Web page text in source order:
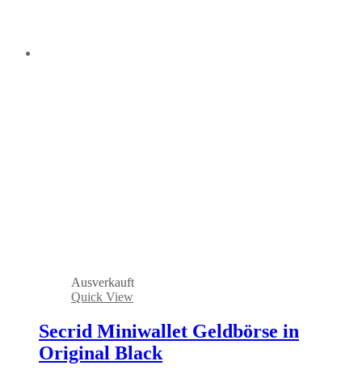
Ausverkauft
Quick View
Secrid Miniwallet Geldbörse in
Original Black